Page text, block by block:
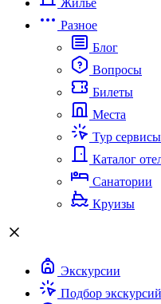
Жильё
Разное
Блог
Вопросы
Билеты
Места
Тур сервисы
Каталог
Санатории
Круизы
Экскурсии
Подбор экскурсий